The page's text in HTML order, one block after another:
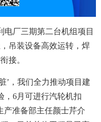
厂三期第二台机组项目
吊装设备高效运转，焊
接。
，我们全力推动项目建
，6月可进行汽轮机扣
产准备部主任颜士芹介